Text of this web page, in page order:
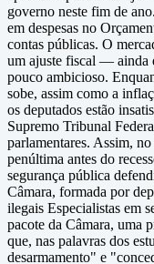
governo neste fim de
em despesas no
contas públicas. O
um ajuste fiscal — ainda
pouco ambicioso.
sobe, assim como a
os deputados estão
Supremo Tribunal
parlamentares. Assim,
penúltima antes do
segurança pública
Câmara, formada por
ilegais Especialistas em
pacote da Câmara, uma
que, nas palavras dos
desarmamento" e